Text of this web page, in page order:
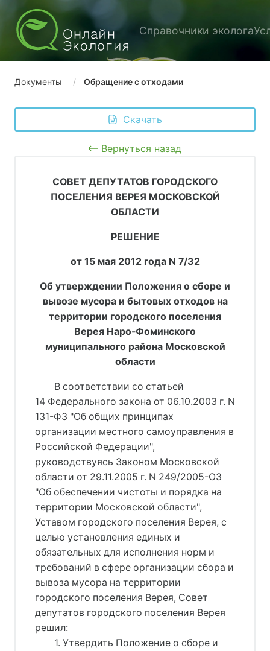
Справочники эколога
Документы Обращение с отходами
Скачать
Вернуться назад
СОВЕТ ДЕПУТАТОВ ГОРОДСКОГО
ПОСЕЛЕНИЯ ВЕРЕЯ МОСКОВСКОЙ
ОБЛАСТИ
РЕШЕНИЕ
от 15 мая 2012 года N 7/32
Об утверждении Положения о сборе и
вывозе мусора и бытовых отходов на
территории городского поселения
Верея Наро-Фоминского
муниципального района Московской
области
В соответствии со статьей
14 Федерального закона от 06.10.2003 г. N
131-ФЗ "Об общих принципах
организации местного самоуправления в
Российской Федерации",
руководствуясь Законом Московской
области от 29.11.2005 г. N 249/2005-ОЗ
"Об обеспечении чистоты и порядка на
территории Московской области",
Уставом городского поселения Верея, с
целью установления единых и
обязательных для исполнения норм и
требований в сфере организации сбора и
вывоза мусора на территории
городского поселения Верея, Совет
депутатов городского поселения Верея
решил:
1. Утвердить Положение о сборе и